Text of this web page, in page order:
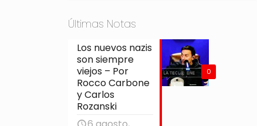
Últimas Notas
0
Los nuevos nazis
son siempre
viejos – Por
Rocco Carbone
y Carlos
Rozanski